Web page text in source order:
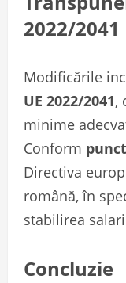
2022/2041
Modificările
UE 2022/2041,
minime
Conform
Directiva
română, în
stabilirea
Concluzie